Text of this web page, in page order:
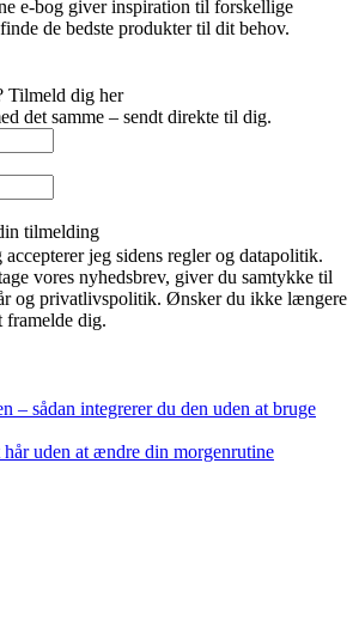
e-bog giver inspiration til forskellige
de bedste produkter til dit behov.
Tilmeld dig her
det samme – sendt direkte til dig.
tilmelding
jeg sidens regler og datapolitik.
vores nyhedsbrev, giver du samtykke til
og privatlivspolitik. Ønsker du ikke længere
framelde dig.
– sådan integrerer du den uden at bruge
uden at ændre din morgenrutine